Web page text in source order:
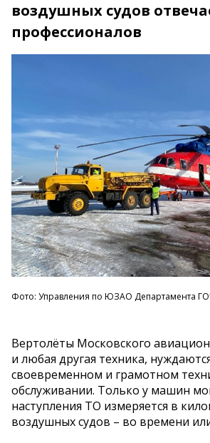
воздушных судов
профессионалов
Фото: Управления по ЮЗАО Департамента
Вертолёты Московского
и любая другая техника,
своевременном и грамотном
обслуживании. Только у машин
наступления ТО измеряется в
воздушных судов – во времени